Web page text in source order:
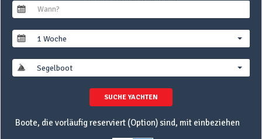
1 Woche
Segelboot
SUCHE YACHTEN
Boote, die vorläufig reserviert (Option) sind, mit einbeziehen